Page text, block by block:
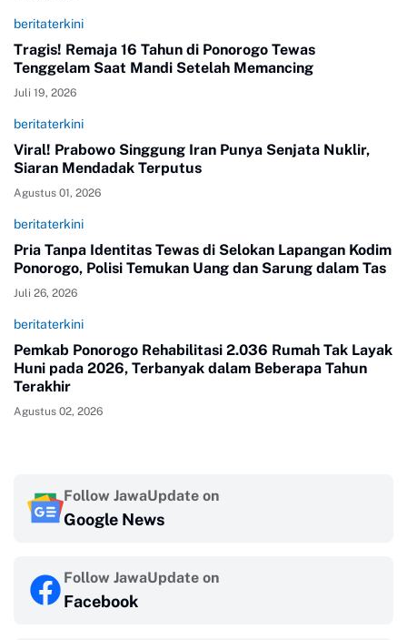
beritaterkini
Tragis! Remaja 16 Tahun di Ponorogo Tewas
Tenggelam Saat Mandi Setelah Memancing
Juli 19, 2026
beritaterkini
Viral! Prabowo Singgung Iran Punya Senjata Nuklir,
Siaran Mendadak Terputus
Agustus 01, 2026
beritaterkini
Pria Tanpa Identitas Tewas di Selokan Lapangan Kodim
Ponorogo, Polisi Temukan Uang dan Sarung dalam Tas
Juli 26, 2026
beritaterkini
Pemkab Ponorogo Rehabilitasi 2.036 Rumah Tak Layak
Huni pada 2026, Terbanyak dalam Beberapa Tahun
Terakhir
Agustus 02, 2026
Follow JawaUpdate on
Google News
Follow JawaUpdate on
Facebook